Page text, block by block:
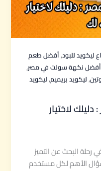
ليكويد للبود,أفضل طعم
أفضل نكهة سولت في مصر,
,ليكويد بريميم,ليكويد
لاختيار
نكهة سولت في مصر 2026 في رحلة البحث عن التميز
الأهم لكل مستخدم